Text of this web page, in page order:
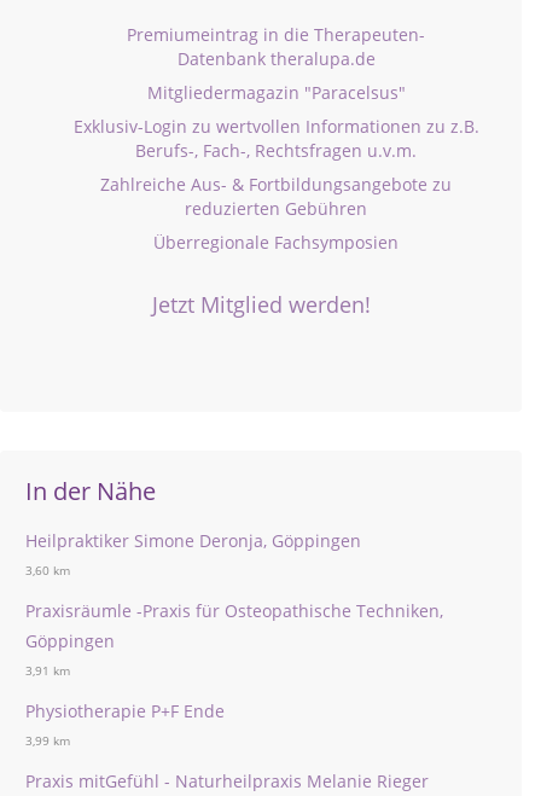
Premiumeintrag in die Therapeuten-
Datenbank theralupa.de
Mitgliedermagazin "Paracelsus"
Exklusiv-Login zu wertvollen Informationen zu z.B.
Berufs-, Fach-, Rechtsfragen u.v.m.
Zahlreiche Aus- & Fortbildungsangebote zu
reduzierten Gebühren
Überregionale Fachsymposien
Jetzt Mitglied werden!
In der Nähe
Heilpraktiker Simone Deronja, Göppingen
3,60 km
Praxisräumle -Praxis für Osteopathische Techniken,
Göppingen
3,91 km
Physiotherapie P+F Ende
3,99 km
Praxis mitGefühl - Naturheilpraxis Melanie Rieger